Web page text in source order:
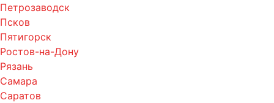
Петрозаводск
Псков
Пятигорск
Ростов-на-Дону
Рязань
Самара
Саратов